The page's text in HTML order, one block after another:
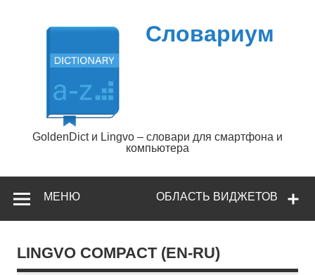
содержимому
Словариум
GoldenDict и Lingvo – словари для смартфона и
компьютера
ОБЛАСТЬ ВИДЖЕТОВ
МЕНЮ
LINGVO COMPACT (EN-RU)